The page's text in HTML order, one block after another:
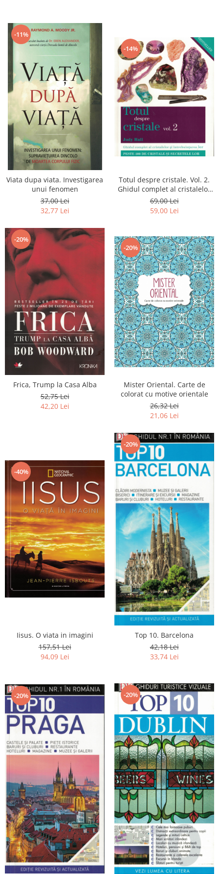
-11%
Viata dupa viata. Investigarea
unui fenomen
37,00 Lei
32,77 Lei
-14%
Totul despre cristale. Vol. 2.
Ghidul complet al cristalelor
si intrebuintarea lor.
69,00 Lei
59,00 Lei
-20%
Frica, Trump la Casa Alba
52,75 Lei
42,20 Lei
-20%
Mister Oriental. Carte de
colorat cu motive orientale
26,32 Lei
21,06 Lei
-40%
Iisus. O viata in imagini
157,51 Lei
94,09 Lei
-20%
Top 10. Barcelona
42,18 Lei
33,74 Lei
-20% -20%